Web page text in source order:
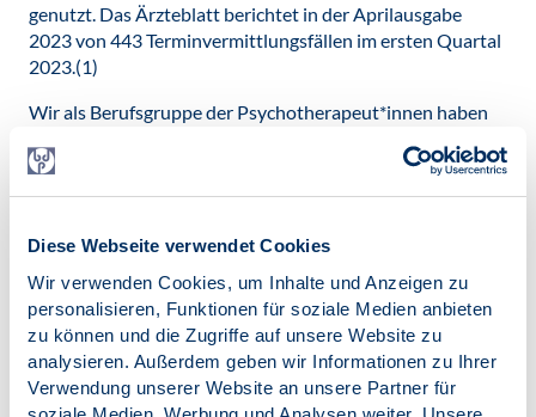
Diese Webseite verwendet Cookies
Wir verwenden Cookies, um Inhalte und Anzeigen zu
personalisieren, Funktionen für soziale Medien anbieten
zu können und die Zugriffe auf unsere Website zu
analysieren. Außerdem geben wir Informationen zu Ihrer
Verwendung unserer Website an unsere Partner für
genutzt. Das Ärzteblatt berichtet in der Aprilausgabe
2023 von 443 Terminvermittlungsfällen im ersten Quartal
2023.(1)
Wir als Berufsgruppe der Psychotherapeut*innen haben
Behandlungen erneut kaum Möglichkeiten, von dieser
Variante zu profitieren. D. h. wir werden doppelt bestraft:
Honorars in einem wichtigen Leistungsspektrum, zum
annähernd auszugleichen.
All dies ist zudem vor dem Hintergrund zu betrachten,
dass psychologische Psychotherapeut*innen und Kinder-
und Jugendlichenpsychotherapeut*innen bereits die im